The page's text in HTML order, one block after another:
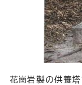
花崗岩製の供養